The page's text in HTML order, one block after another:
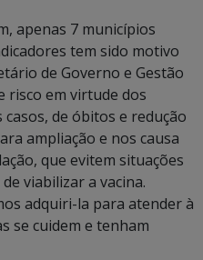
apenas 7 municípios
tem sido motivo
de Governo e Gestão
risco em virtude dos
de óbitos e redução
ampliação e nos causa
que evitem situações
viabilizar a vacina.
adquiri-la para atender à
se cuidem e tenham